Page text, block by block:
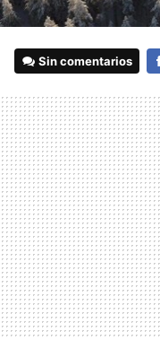
Sin comentarios